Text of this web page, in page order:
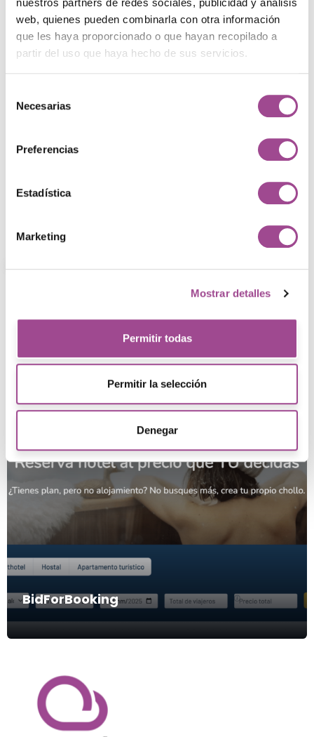
nuestros partners de redes sociales, publicidad y análisis
web, quienes pueden combinarla con otra información
que les haya proporcionado o que hayan recopilado a
partir del uso que haya hecho de sus servicios.
Necesarias
Preferencias
Estadística
Marketing
Mostrar detalles
Permitir todas
Permitir la selección
Denegar
¿Te ha gustado este
Explora nuestros trabajos
en Bitanube
BidForBooking